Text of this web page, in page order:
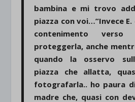
bambina e mi trovo
piazza con voi…”Invece
contenimento
proteggerla, anche
quando la osservo
piazza che allatta,
fotografarla.. ho paura
madre che, quasi con